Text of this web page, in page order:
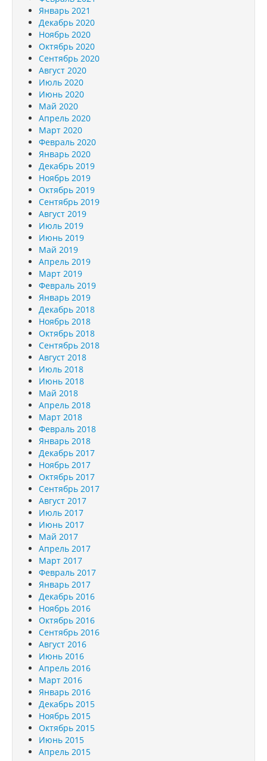
Январь 2021
Декабрь 2020
Ноябрь 2020
Октябрь 2020
Сентябрь 2020
Август 2020
Июль 2020
Июнь 2020
Май 2020
Апрель 2020
Март 2020
Февраль 2020
Январь 2020
Декабрь 2019
Ноябрь 2019
Октябрь 2019
Сентябрь 2019
Август 2019
Июль 2019
Июнь 2019
Май 2019
Апрель 2019
Март 2019
Февраль 2019
Январь 2019
Декабрь 2018
Ноябрь 2018
Октябрь 2018
Сентябрь 2018
Август 2018
Июль 2018
Июнь 2018
Май 2018
Апрель 2018
Март 2018
Февраль 2018
Январь 2018
Декабрь 2017
Ноябрь 2017
Октябрь 2017
Сентябрь 2017
Август 2017
Июль 2017
Июнь 2017
Май 2017
Апрель 2017
Март 2017
Февраль 2017
Январь 2017
Декабрь 2016
Ноябрь 2016
Октябрь 2016
Сентябрь 2016
Август 2016
Июнь 2016
Апрель 2016
Март 2016
Январь 2016
Декабрь 2015
Ноябрь 2015
Октябрь 2015
Июнь 2015
Апрель 2015